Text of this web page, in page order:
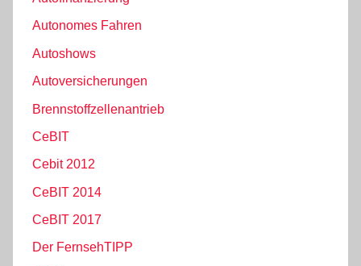
Autonomes Fahren
Autoshows
Autoversicherungen
Brennstoffzellenantrieb
CeBIT
Cebit 2012
CeBIT 2014
CeBIT 2017
Der FernsehTIPP